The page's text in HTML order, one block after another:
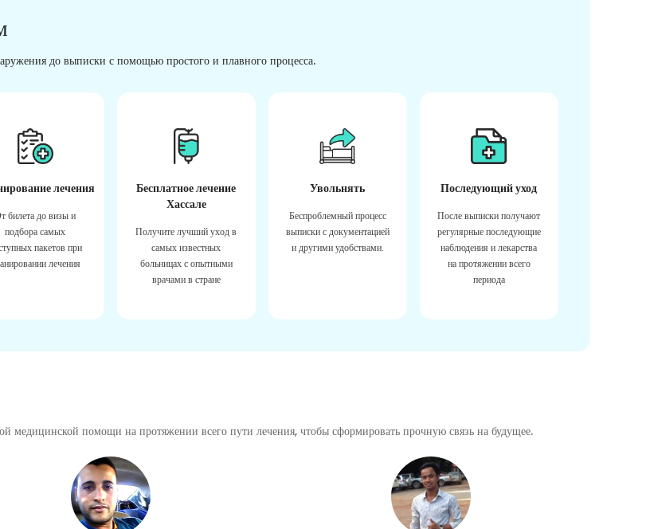
до выписки с помощью простого и плавного процесса.
лечения
билета до визы и
подбора самых
пакетов при
лечения
Бесплатное лечение
Хассале
Получите лучший уход в
самых известных
больницах с опытными
врачами в стране
Увольнять
Беспроблемный процесс
выписки с документацией
и другими удобствами.
Последующий уход
После выписки получают
регулярные последующие
наблюдения и лекарства
на протяжении всего
периода
медицинской помощи на протяжении всего пути лечения, чтобы сформировать прочную связь на будущее.